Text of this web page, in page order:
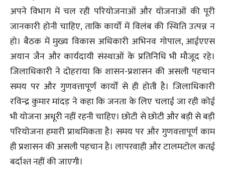
अपने विभाग में चल रही परियोजनाओं और योजनाओं की पूरी
जानकारी होनी चाहिए, ताकि कार्यों में विलंब की स्थिति उत्पन्न न
हो। बैठक में मुख्य विकास अधिकारी अभिनव गोपाल, आईएएस
अयान जैन और कार्यदायी संस्थाओं के प्रतिनिधि भी मौजूद रहे।
जिलाधिकारी ने दोहराया कि शासन-प्रशासन की असली पहचान
समय पर और गुणवत्तापूर्ण कार्यों से ही होती है। जिलाधिकारी
रविन्द्र कुमार मांदड़ ने कहा कि जनता के लिए चलाई जा रही कोई
भी योजना अधूरी नहीं रहनी चाहिए। छोटी से छोटी और बड़ी से बड़ी
परियोजना हमारी प्राथमिकता है। समय पर और गुणवत्तापूर्ण काम
ही प्रशासन की असली पहचान है। लापरवाही और टालमटोल कतई
बर्दाश्त नहीं की जाएगी।